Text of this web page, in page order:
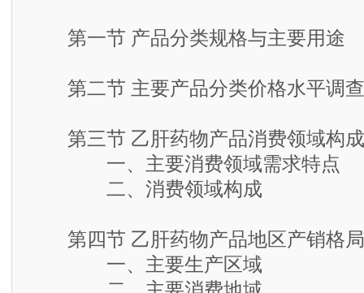
第一节 产品分类规格与主要用途
第二节 主要产品分类价格水平调查
第三节 乙肝药物产品消费领域构成
一、主要消费领域需求特点
二、消费领域构成
第四节 乙肝药物产品地区产销格局
一、主要生产区域